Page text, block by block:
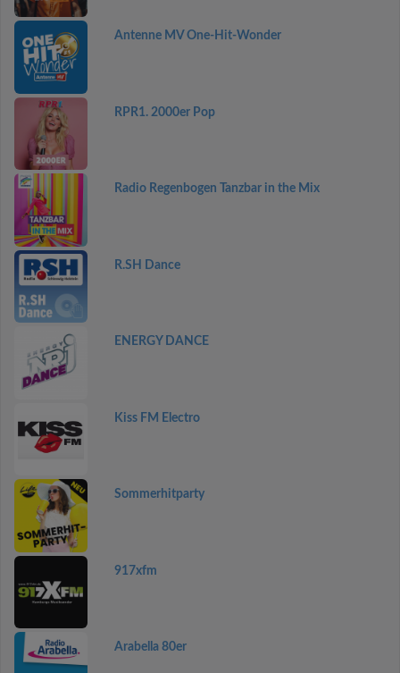
Antenne MV One-Hit-Wonder
RPR1. 2000er Pop
Radio Regenbogen Tanzbar in the Mix
R.SH Dance
ENERGY DANCE
Kiss FM Electro
Sommerhitparty
917xfm
Arabella 80er